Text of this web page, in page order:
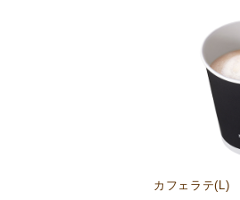
カフェラテ(L)